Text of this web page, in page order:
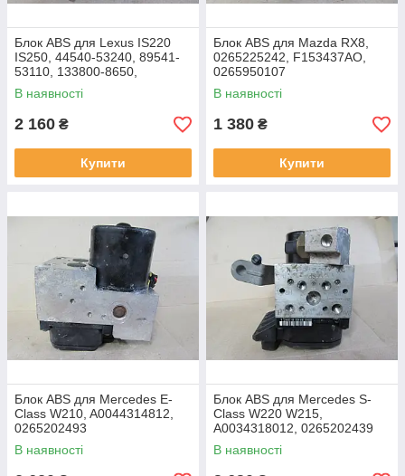
Блок ABS для Lexus IS220
IS250, 44540-53240, 89541-
53110, 133800-8650,
1338008650, 8954153110,
4454053240
В наявності
2 160 ₴
Купити
Блок ABS для Mazda RX8,
0265225242, F153437AO,
0265950107
В наявності
1 380 ₴
Купити
Блок ABS для Mercedes E-
Class W210, A0044314812,
0265202493
В наявності
Блок ABS для Mercedes S-
Class W220 W215,
A0034318012, 0265202439
В наявності